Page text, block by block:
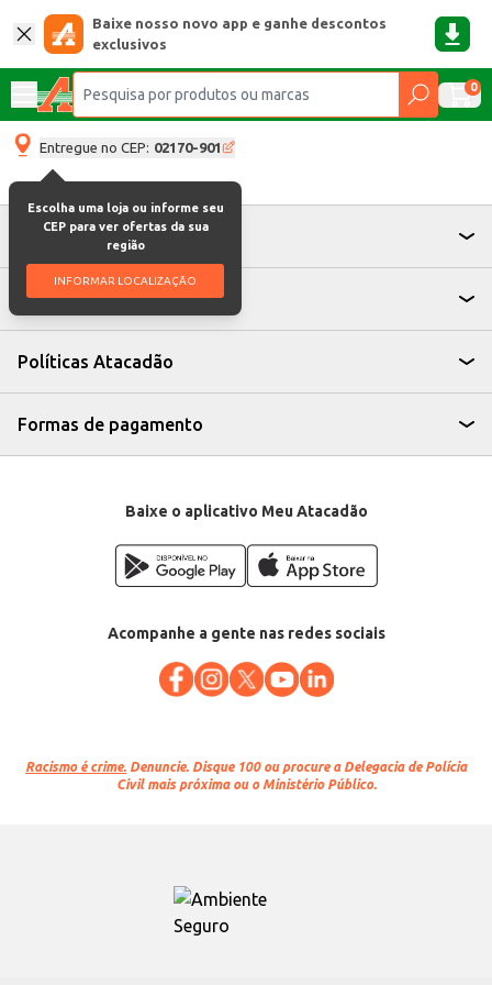
Baixe nosso novo app e ganhe descontos
exclusivos
0
Entregue no CEP: 02170-901
Escolha uma loja ou informe seu
CEP para ver ofertas da sua
região
INFORMAR LOCALIZAÇÃO
Atendimento
Institucional
Políticas Atacadão
Formas de pagamento
Baixe o aplicativo Meu Atacadão
Acompanhe a gente nas redes sociais
Racismo é crime. Denuncie. Disque 100 ou procure a Delegacia de Polícia
Civil mais próxima ou o Ministério Público.